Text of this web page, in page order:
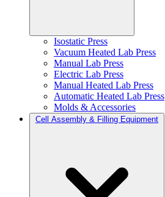
Isostatic Press
Vacuum Heated Lab Press
Manual Lab Press
Electric Lab Press
Manual Heated Lab Press
Automatic Heated Lab Press
Molds & Accessories
Cell Assembly & Filling Equipment